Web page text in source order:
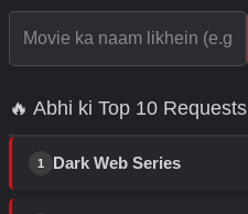
🔥 Abhi ki Top 10 Requests
1 Dark Web Series